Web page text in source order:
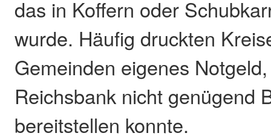
das in Koffern oder
wurde. Häufig druckten
Gemeinden eigenes
Reichsbank nicht genügend
bereitstellen konnte.